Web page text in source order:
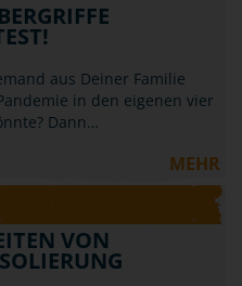
aus Deiner Familie
in den eigenen vier
Dann…
MEHR
VON